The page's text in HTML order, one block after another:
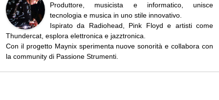
Produttore, musicista e informatico, unisce
tecnologia e musica in uno stile innovativo.
Ispirato da Radiohead, Pink Floyd e artisti come
Thundercat, esplora elettronica e jazztronica.
Con il progetto Maynix sperimenta nuove sonorità e collabora con
la community di Passione Strumenti.